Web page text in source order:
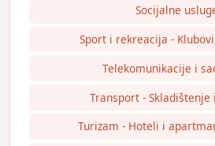
Socijalne
Sport i rekreacija -
Telekomunikacije i
Transport -
Turizam - Hoteli i